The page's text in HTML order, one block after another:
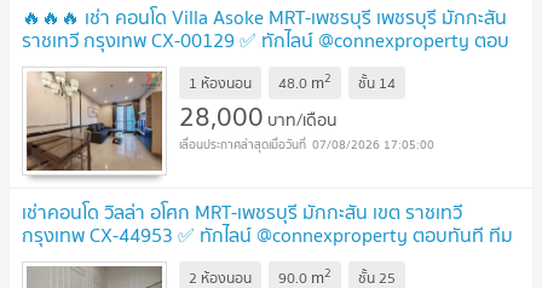
🔥🔥🔥 เช่า คอนโด Villa Asoke MRT-เพชรบุรี เพชรบุรี มักกะสัน
ราชเทวี กรุงเทพ CX-00129 ✅ ทักไลน์ @connexproperty ตอบ
ทันที ทีมงานมืออาชีพ ✅ 🔥🔥🔥
1 ห้องนอน 48.0 m2 ชั้น 14
28,000 บาท/เดือน
07/08/2026 17:05:00
เช่าคอนโด วิลล่า อโศก MRT-เพชรบุรี มักกะสัน เขต ราชเทวี
กรุงเทพ CX-44953 ✅ ทักไลน์ @connexproperty ตอบทันที ทีม
งานมืออาชีพ ✅ UPDATE !
2 ห้องนอน 90.0 m2 ชั้น25